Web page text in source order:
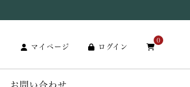
マイページ ログイン
0
お問い合わせ